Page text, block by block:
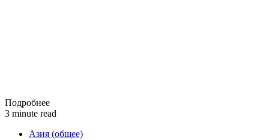
Подробнее
3 minute read
Азия (общее)